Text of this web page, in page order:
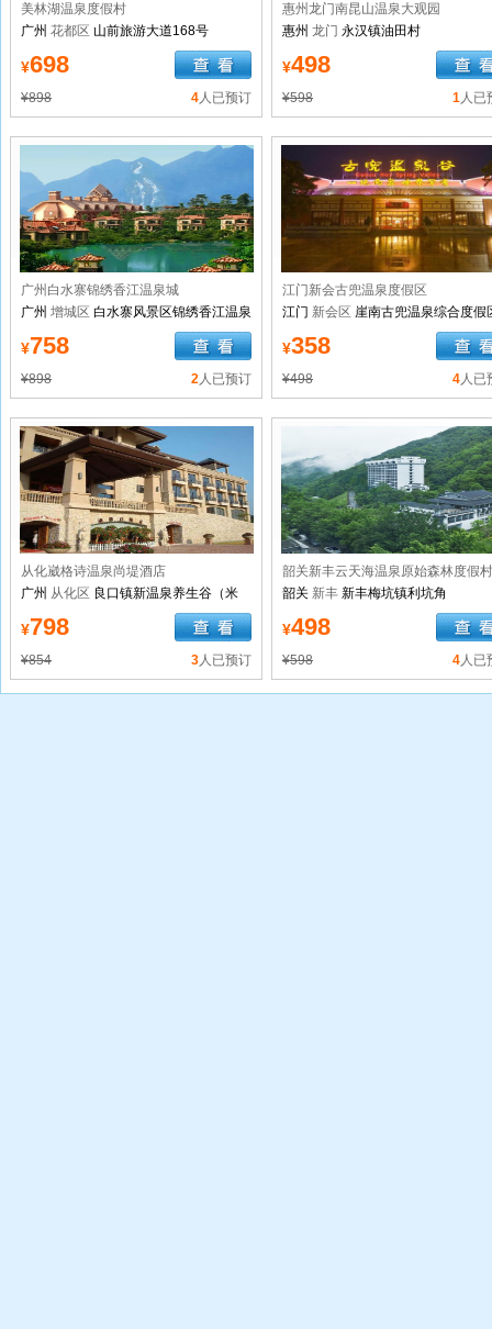
美林湖温泉度假村
广州 花都区 山前旅游大道168号
¥698
¥898 4人已预订
惠州龙门南昆山温泉大观园
惠州 龙门 永汉镇油田村
¥498
¥598 1人已
广州白水寨锦绣香江温泉城
广州 增城区 白水寨风景区锦绣香江温泉
城
¥758
¥898 2人已预订
江门新会古兜温泉度假区
江门 新会区 崖南古兜温泉综合度假
¥358
¥498 4人已
从化崴格诗温泉尚堤酒店
广州 从化区 良口镇新温泉养生谷（米
埔）直入
¥798
¥854 3人已预订
韶关新丰云天海温泉原始森林度假村
韶关 新丰 新丰梅坑镇利坑角
¥498
¥598 4人已